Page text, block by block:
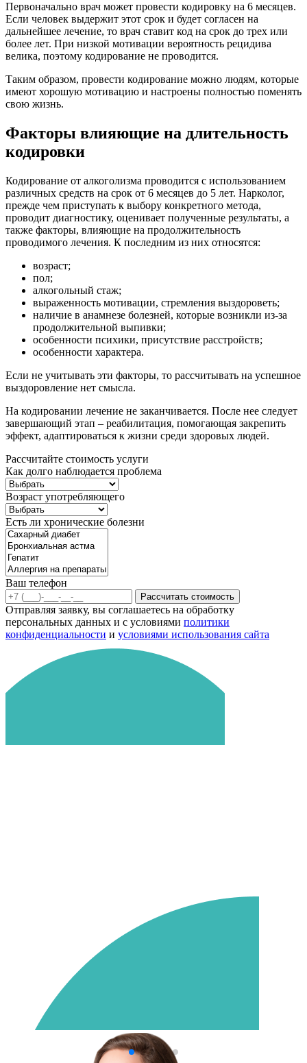
Первоначально врач может провести кодировку на 6 месяцев.
Если человек выдержит этот срок и будет согласен на
дальнейшее лечение, то врач ставит код на срок до трех или
более лет. При низкой мотивации вероятность рецидива
велика, поэтому кодирование не проводится.
Таким образом, провести кодирование можно людям, которые
имеют хорошую мотивацию и настроены полностью поменять
свою жизнь.
Факторы влияющие на длительность
кодировки
Кодирование от алкоголизма проводится с использованием
различных средств на срок от 6 месяцев до 5 лет. Нарколог,
прежде чем приступать к выбору конкретного метода,
проводит диагностику, оценивает полученные результаты, а
также факторы, влияющие на продолжительность
проводимого лечения. К последним из них относятся:
возраст;
пол;
алкогольный стаж;
выраженность мотивации, стремления выздороветь;
наличие в анамнезе болезней, которые возникли из-за
продолжительной выпивки;
особенности психики, присутствие расстройств;
особенности характера.
Если не учитывать эти факторы, то рассчитывать на успешное
выздоровление нет смысла.
На кодировании лечение не заканчивается. После нее следует
завершающий этап – реабилитация, помогающая закрепить
эффект, адаптироваться к жизни среди здоровых людей.
Рассчитайте стоимость услуги
Как долго наблюдается проблема
Возраст употребляющего
Есть ли хронические болезни
Ваш телефон
Рассчитать стоимость
Отправляя заявку, вы соглашаетесь на обработку
персональных данных и с условиями политики
конфиденциальности и условиями использования сайта